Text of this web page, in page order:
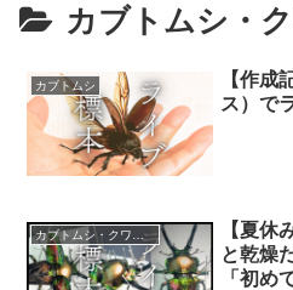
カブトムシ・
カブトムシ
【作成
ス）で
カブトムシ・クワガタ
【夏休
と乾燥
「初め